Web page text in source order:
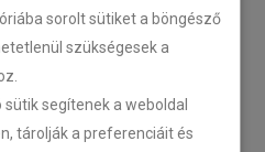
sorolt sütiket a böngésző
szükségesek a
segítenek a weboldal
tárolják a preferenciáit és
07-26
beszerelés